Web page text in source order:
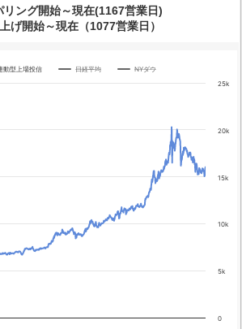
ング開始～現在(1167営業日)
開始～現在（1077営業日）
displaying yA0, yA1, yA2, and yA3.
動型上場投信 日経平均 NYダウ
0
5k
10k
15k
20k
25k